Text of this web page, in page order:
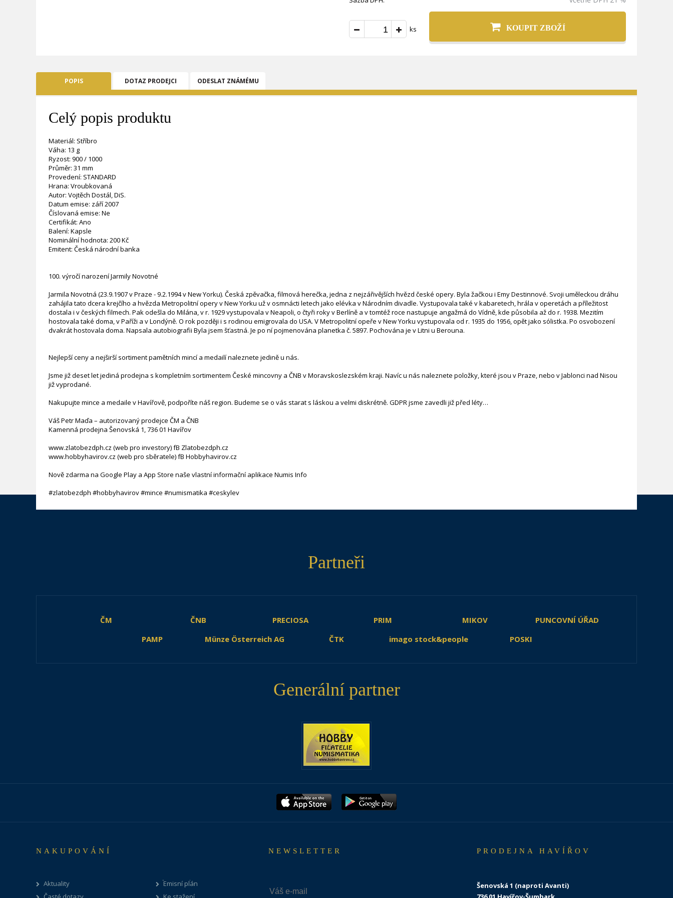
ks KOUPIT ZBOŽÍ
POPIS DOTAZ PRODEJCI ODESLAT ZNÁMÉMU
Celý popis produktu
Materiál: Stříbro
Váha: 13 g
Ryzost: 900 / 1000
Průměr: 31 mm
Provedení: STANDARD
Hrana: Vroubkovaná
Autor: Vojtěch Dostál, DiS.
Datum emise: září 2007
Číslovaná emise: Ne
Certifikát: Ano
Balení: Kapsle
Nominální hodnota: 200 Kč
Emitent: Česká národní banka
100. výročí narození Jarmily Novotné
Jarmila Novotná (23.9.1907 v Praze - 9.2.1994 v New Yorku). Česká zpěvačka, filmová herečka, jedna z nejzářivějších hvězd české opery. Byla žačkou i Emy Destinnové. Svoji uměleckou dráhu
zahájila tato dcera krejčího a hvězda Metropolitní opery v New Yorku už v osmnácti letech jako elévka v Národním divadle. Vystupovala také v kabaretech, hrála v operetách a příležitost
dostala i v českých filmech. Pak odešla do Milána, v r. 1929 vystupovala v Neapoli, o čtyři roky v Berlíně a v tomtéž roce nastupuje angažmá do Vídně, kde působila až do r. 1938. Mezitím
hostovala také doma, v Paříži a v Londýně. O rok později i s rodinou emigrovala do USA. V Metropolitní opeře v New Yorku vystupovala od r. 1935 do 1956, opět jako sólistka. Po osvobození
dvakrát hostovala doma. Napsala autobiografii Byla jsem šťastná. Je po ní pojmenována planetka č. 5897. Pochována je v Litni u Berouna.
Nejlepší ceny a nejširší sortiment pamětních mincí a medailí naleznete jedině u nás.
Jsme již deset let jediná prodejna s kompletním sortimentem České mincovny a ČNB v Moravskoslezském kraji. Navíc u nás naleznete položky, které jsou v Praze, nebo v Jablonci nad Nisou
již vyprodané.
Nakupujte mince a medaile v Havířově, podpoříte náš region. Budeme se o vás starat s láskou a velmi diskrétně. GDPR jsme zavedli již před léty…
Váš Petr Maďa – autorizovaný prodejce ČM a ČNB
Kamenná prodejna Šenovská 1, 736 01 Havířov
www.zlatobezdph.cz (web pro investory) fB Zlatobezdph.cz
www.hobbyhavirov.cz (web pro sběratele) fB Hobbyhavirov.cz
Nově zdarma na Google Play a App Store naše vlastní informační aplikace Numis Info
#zlatobezdph #hobbyhavirov #mince #numismatika #ceskylev
Partneři
ČM ČNB PRECIOSA PRIM MIKOV
PUNCOVNÍ ÚŘAD
PAMP
Münze Österreich AG ČTK imago stock&people POSKI
Generální partner
NAKUPOVÁNÍ
Aktuality
Emisní plán
NEWSLETTER PRODEJNA HAVÍŘOV
Šenovská 1 (naproti Avanti)